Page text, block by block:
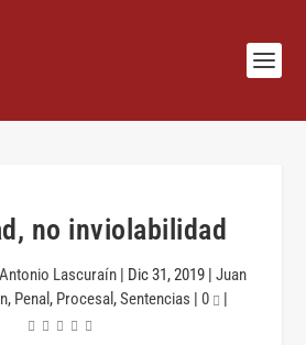
no inviolabilidad
Lascuraín| Dic 31, 2019| Juan
, Penal , Procesal ,Sentencias | 0 |